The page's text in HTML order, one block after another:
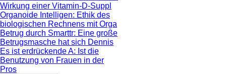
Wirkung einer Vitamin-D-Suppl
Organoide Intelligen: Ethik des
biologischen Rechnens mit Orga
Betrug durch Smarttr: Eine große
Betrugsmasche hat sich Dennis
Es ist erdrückende A: Ist die
Benutzung von Frauen in der
Pros